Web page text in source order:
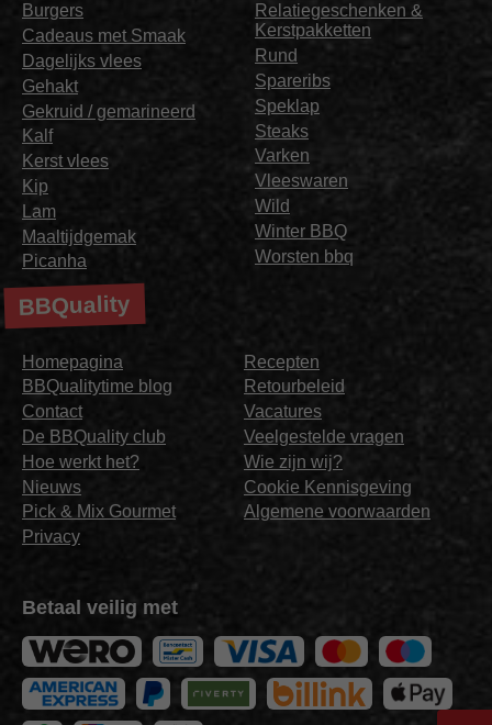
Burgers
Cadeaus met Smaak
Dagelijks vlees
Gehakt
Gekruid / gemarineerd
Kalf
Kerst vlees
Kip
Lam
Maaltijdgemak
Picanha
Relatiegeschenken &
Kerstpakketten
Rund
Spareribs
Speklap
Steaks
Varken
Vleeswaren
Wild
Winter BBQ
Worsten bbq
BBQuality
Homepagina
BBQualitytime blog
Contact
De BBQuality club
Hoe werkt het?
Nieuws
Pick & Mix Gourmet
Privacy
Recepten
Retourbeleid
Vacatures
Veelgestelde vragen
Wie zijn wij?
Cookie Kennisgeving
Algemene voorwaarden
Betaal veilig met